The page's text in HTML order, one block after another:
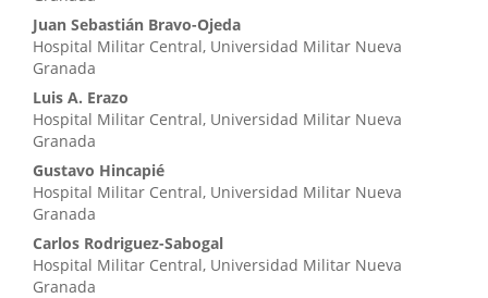
del
artículo
Juan Sebastián Bravo-Ojeda
Hospital Militar Central, Universidad Militar Nueva
Granada
Luis A. Erazo
Hospital Militar Central, Universidad Militar Nueva
Granada
Gustavo Hincapié
Hospital Militar Central, Universidad Militar Nueva
Granada
Carlos Rodriguez-Sabogal
Hospital Militar Central, Universidad Militar Nueva
Granada